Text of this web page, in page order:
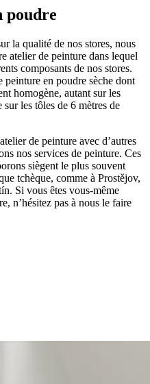
poudre
la qualité de nos stores, nous
atelier de peinture dans lequel
composants de nos stores.
en poudre sèche dont
homogène, autant sur les
les tôles de 6 mètres de
de peinture avec d’autres
nos services de peinture. Ces
siègent le plus souvent
tchèque, comme à Prostějov,
Si vous êtes vous-même
n’hésitez pas à nous le faire